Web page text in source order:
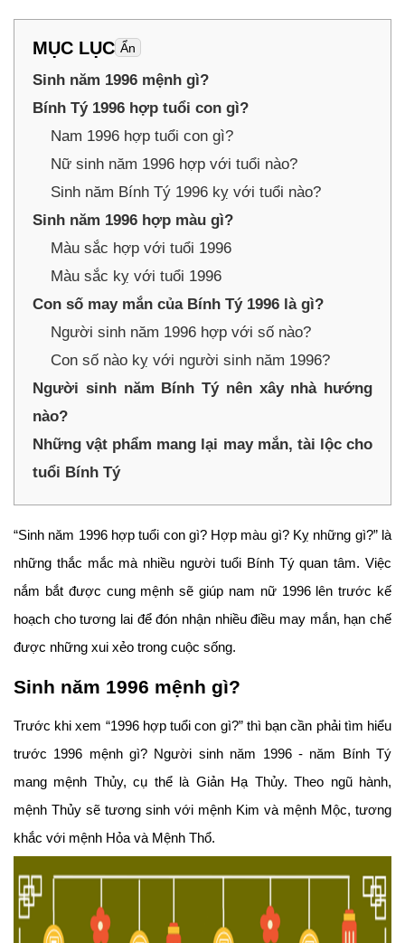
MỤC LỤC Ẩn
Sinh năm 1996 mệnh gì?
Bính Tý 1996 hợp tuổi con gì?
Nam 1996 hợp tuổi con gì?
Nữ sinh năm 1996 hợp với tuổi nào?
Sinh năm Bính Tý 1996 kỵ với tuổi nào?
Sinh năm 1996 hợp màu gì?
Màu sắc hợp với tuổi 1996
Màu sắc kỵ với tuổi 1996
Con số may mắn của Bính Tý 1996 là gì?
Người sinh năm 1996 hợp với số nào?
Con số nào kỵ với người sinh năm 1996?
Người sinh năm Bính Tý nên xây nhà hướng
nào?
Những vật phẩm mang lại may mắn, tài lộc cho
tuổi Bính Tý
“Sinh năm 1996 hợp tuổi con gì? Hợp màu gì? Kỵ những gì?” là
những thắc mắc mà nhiều người tuổi Bính Tý quan tâm. Việc
nắm bắt được cung mệnh sẽ giúp nam nữ 1996 lên trước kế
hoạch cho tương lai để đón nhận nhiều điều may mắn, hạn chế
được những xui xẻo trong cuộc sống.
Sinh năm 1996 mệnh gì?
Trước khi xem “1996 hợp tuổi con gì?” thì bạn cần phải tìm hiểu
trước 1996 mệnh gì? Người sinh năm 1996 - năm Bính Tý
mang mệnh Thủy, cụ thể là Giản Hạ Thủy. Theo ngũ hành,
mệnh Thủy sẽ tương sinh với mệnh Kim và mệnh Mộc, tương
khắc với mệnh Hỏa và Mệnh Thổ.